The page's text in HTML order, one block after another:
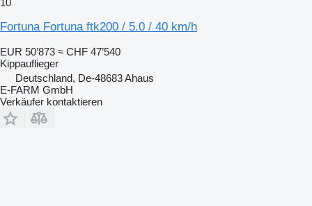
10
Fortuna Fortuna ftk200 / 5.0 / 40 km/h
EUR 50’873 ≈ CHF 47’540
Kippauflieger
Deutschland, De-48683 Ahaus
E-FARM GmbH
Verkäufer kontaktieren